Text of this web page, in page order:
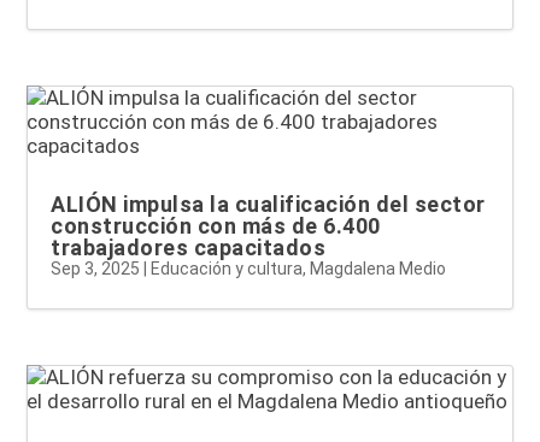
ALIÓN impulsa la cualificación del sector
construcción con más de 6.400
trabajadores capacitados
Sep 3, 2025 Educación y cultura, Magdalena Medio